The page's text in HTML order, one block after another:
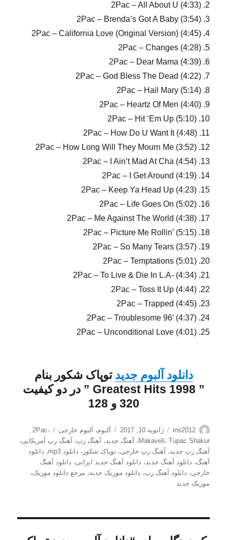
2. 2Pac – All About U (4:33)
3. 2Pac – Brenda’s Got A Baby (3:54)
4. 2Pac – California Love (Original Version) (4:45)
5. 2Pac – Changes (4:28)
6. 2Pac – Dear Mama (4:39)
7. 2Pac – God Bless The Dead (4:22)
8. 2Pac – Hail Mary (5:14)
9. 2Pac – Heartz Of Men (4:40)
10. 2Pac – Hit ‘Em Up (5:10)
11. 2Pac – How Do U Want It (4:48)
12. 2Pac – How Long Will They Mourn Me (3:52)
13. 2Pac – I Ain’t Mad At Cha (4:54)
14. 2Pac – I Get Around (4:19)
15. 2Pac – Keep Ya Head Up (4:23)
16. 2Pac – Life Goes On (5:02)
17. 2Pac – Me Against The World (4:38)
18. 2Pac – Picture Me Rollin’ (5:15)
19. 2Pac – So Many Tears (3:57)
20. 2Pac – Temptations (5:01)
21. 2Pac – To Live & Die In L.A- (4:34)
22. 2Pac – Toss It Up (4:44)
23. 2Pac – Trapped (4:45)
24. 2Pac – Troublesome 96′ (4:37)
25. 2Pac – Unconditional Love (4:01)
دانلود آلبوم جدید توپاک شکور بنام
”
Greatest Hits 1998 ” در دو کیفیت
320 و 128
نویسنده
ins2012
ارسال
شده
در
ژانویه 10, 2017 دسته‌ها
آلبوم، آلبوم خارجی برچسب‌ها
2Pac،
Makaveli، Tupac Shakur ، آهنگ جدید، آهنگ رپ، آهنگ رپ آمریکایی،
آهنگ رپ جدید، آهنگ رپ خارجی،توپاک شکور ، دانلود mp3 ، دانلود
آهنگ، دانلود آهنگ جدید، دانلود آهنگ جدید ایرانی، دانلود آهنگ
خارجی، دانلود آهنگ رپ، دانلود موزیک جدید، مرجع دانلود موزیک،
موزیک جدید